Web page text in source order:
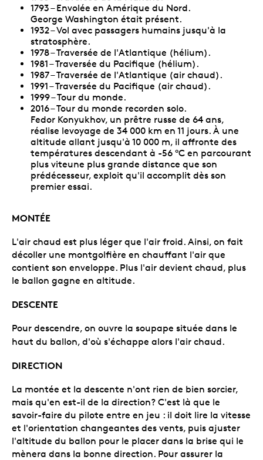
1793 – Envolée en Amérique du Nord.
George Washington était présent.
1932 – Vol avec passagers humains jusqu'à la
stratosphère.
1978 – Traversée de l'Atlantique (hélium).
1981 – Traversée du Pacifique (hélium).
1987 – Traversée de l'Atlantique (air chaud).
1991 – Traversée du Pacifique (air chaud).
1999 – Tour du monde.
2016 – Tour du monde recorden solo.
Fedor Konyukhov, un prêtre russe de 64 ans,
réalise levoyage de 34 000 km en 11 jours. À une
altitude allant jusqu'à 10 000 m, il affronte des
températures descendant à -56 °C en parcourant
plus viteune plus grande distance que son
prédécesseur, exploit qu'il accomplit dès son
premier essai.
MONTÉE
L'air chaud est plus léger que l'air froid. Ainsi, on fait
décoller une montgolfière en chauffant l'air que
contient son enveloppe. Plus l'air devient chaud, plus
le ballon gagne en altitude.
DESCENTE
Pour descendre, on ouvre la soupape située dans le
haut du ballon, d'où s'échappe alors l'air chaud.
DIRECTION
La montée et la descente n'ont rien de bien sorcier,
mais qu'en est-il de la direction? C'est là que le
savoir-faire du pilote entre en jeu : il doit lire la vitesse
et l'orientation changeantes des vents, puis ajuster
l'altitude du ballon pour le placer dans la brise qui le
mènera dans la bonne direction. Pour assurer la